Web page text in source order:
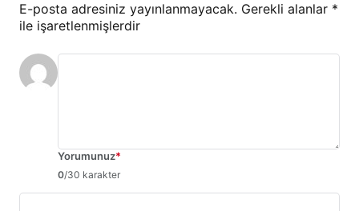
E-posta adresiniz yayınlanmayacak. Gerekli alanlar *
ile işaretlenmişlerdir
Yorumunuz*
0/30 karakter